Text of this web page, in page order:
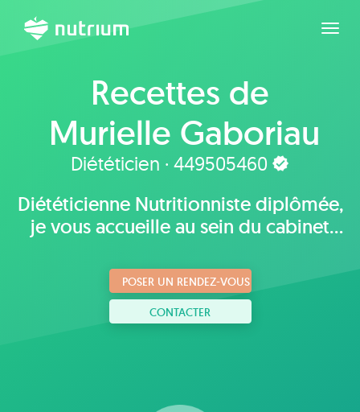
Recettes de
Murielle Gaboriau
Diététicien · 449505460
Diététicienne Nutritionniste diplômée,
je vous accueille au sein du cabinet
POSER UN RENDEZ-VOUS
CONTACTER